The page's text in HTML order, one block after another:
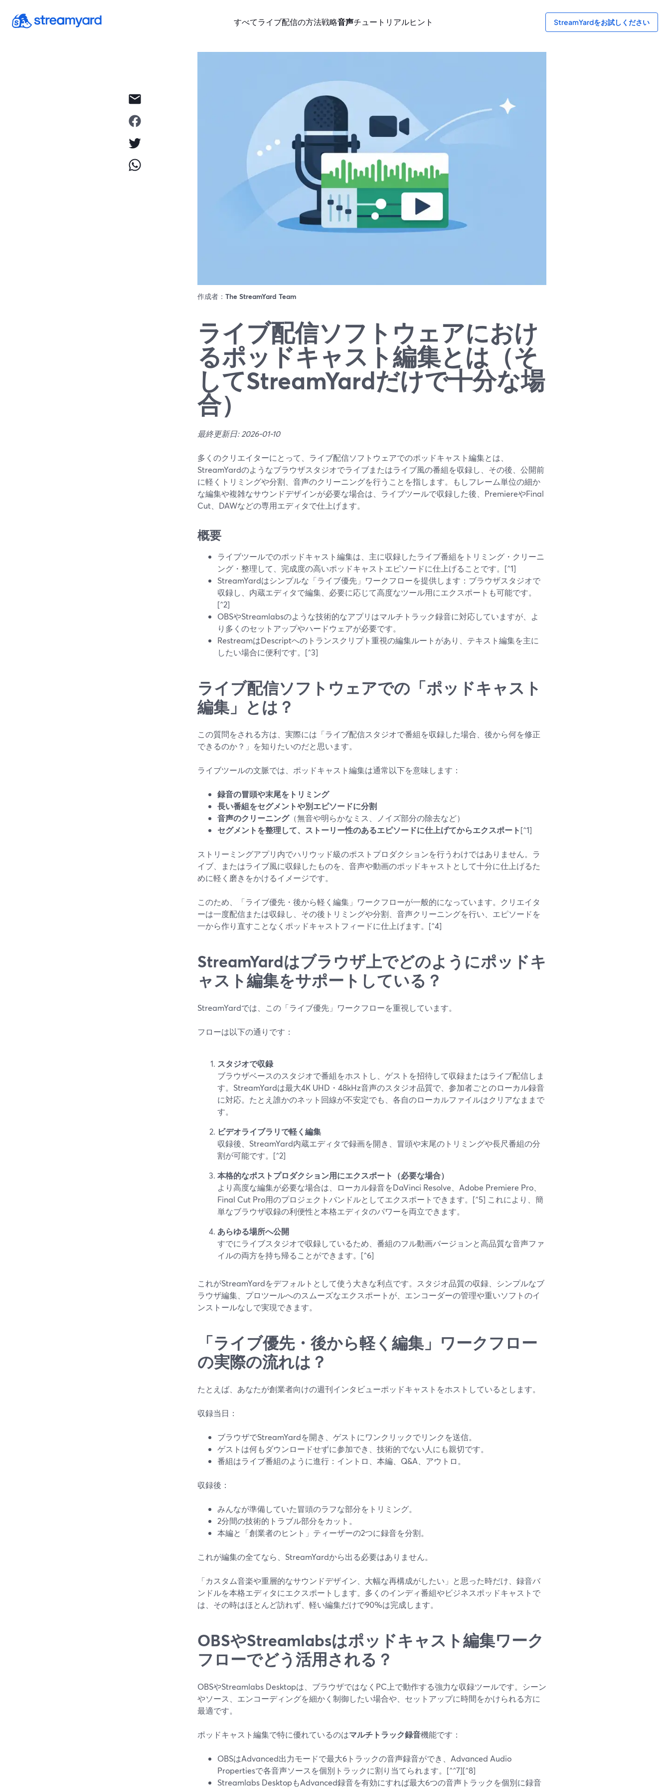
すべてライブ配信の方法戦略音声チュートリアルヒント StreamYardをお試しください
作成者： The StreamYard Team
ライブ配信ソフトウェアにおけ
るポッドキャスト編集とは（そ
してStreamYardだけで十分な場
合）
最終更新日: 2026-01-10
多くのクリエイターにとって、ライブ配信ソフトウェアでのポッドキャスト編集とは、
StreamYardのようなブラウザスタジオでライブまたはライブ風の番組を収録し、その後、公開前
に軽くトリミングや分割、音声のクリーニングを行うことを指します。もしフレーム単位の細か
な編集や複雑なサウンドデザインが必要な場合は、ライブツールで収録した後、PremiereやFinal
Cut、DAWなどの専用エディタで仕上げます。
概要
ライブツールでのポッドキャスト編集は、主に収録したライブ番組をトリミング・クリーニ
ング・整理して、完成度の高いポッドキャストエピソードに仕上げることです。[^1]
StreamYardはシンプルな「ライブ優先」ワークフローを提供します：ブラウザスタジオで
収録し、内蔵エディタで編集、必要に応じて高度なツール用にエクスポートも可能です。
[^2]
OBSやStreamlabsのような技術的なアプリはマルチトラック録音に対応していますが、よ
り多くのセットアップやハードウェアが必要です。
RestreamはDescriptへのトランスクリプト重視の編集ルートがあり、テキスト編集を主に
したい場合に便利です。[^3]
ライブ配信ソフトウェアでの「ポッドキャスト
編集」とは？
この質問をされる方は、実際には「ライブ配信スタジオで番組を収録した場合、後から何を修正
できるのか？」を知りたいのだと思います。
ライブツールの文脈では、ポッドキャスト編集は通常以下を意味します：
録音の冒頭や末尾をトリミング
長い番組をセグメントや別エピソードに分割
音声のクリーニング（無音や明らかなミス、ノイズ部分の除去など）
セグメントを整理して、ストーリー性のあるエピソードに仕上げてからエクスポート[^1]
ストリーミングアプリ内でハリウッド級のポストプロダクションを行うわけではありません。ラ
イブ、またはライブ風に収録したものを、音声や動画のポッドキャストとして十分に仕上げるた
めに軽く磨きをかけるイメージです。
このため、「ライブ優先・後から軽く編集」ワークフローが一般的になっています。クリエイタ
ーは一度配信または収録し、その後トリミングや分割、音声クリーニングを行い、エピソードを
一から作り直すことなくポッドキャストフィードに仕上げます。[^4]
StreamYardはブラウザ上でどのようにポッドキ
ャスト編集をサポートしている？
StreamYardでは、この「ライブ優先」ワークフローを重視しています。
フローは以下の通りです：
スタジオで収録
ブラウザベースのスタジオで番組をホストし、ゲストを招待して収録またはライブ配信しま
す。StreamYardは最大4K UHD・48kHz音声のスタジオ品質で、参加者ごとのローカル録音
に対応。たとえ誰かのネット回線が不安定でも、各自のローカルファイルはクリアなままで
す。
ビデオライブラリで軽く編集
収録後、StreamYard内蔵エディタで録画を開き、冒頭や末尾のトリミングや長尺番組の分
割が可能です。[^2]
本格的なポストプロダクション用にエクスポート（必要な場合）
より高度な編集が必要な場合は、ローカル録音をDaVinci Resolve、Adobe Premiere Pro、
Final Cut Pro用のプロジェクトバンドルとしてエクスポートできます。[^5] これにより、簡
単なブラウザ収録の利便性と本格エディタのパワーを両立できます。
あらゆる場所へ公開
すでにライブスタジオで収録しているため、番組のフル動画バージョンと高品質な音声ファ
イルの両方を持ち帰ることができます。[^6]
これがStreamYardをデフォルトとして使う大きな利点です。スタジオ品質の収録、シンプルなブ
ラウザ編集、プロツールへのスムーズなエクスポートが、エンコーダーの管理や重いソフトのイ
ンストールなしで実現できます。
「ライブ優先・後から軽く編集」ワークフロー
の実際の流れは？
たとえば、あなたが創業者向けの週刊インタビューポッドキャストをホストしているとします。
収録当日：
ブラウザでStreamYardを開き、ゲストにワンクリックでリンクを送信。
ゲストは何もダウンロードせずに参加でき、技術的でない人にも親切です。
番組はライブ番組のように進行：イントロ、本編、Q&A、アウトロ。
収録後：
みんなが準備していた冒頭のラフな部分をトリミング。
2分間の技術的トラブル部分をカット。
本編と「創業者のヒント」ティーザーの2つに録音を分割。
これが編集の全てなら、StreamYardから出る必要はありません。
「カスタム音楽や重層的なサウンドデザイン、大幅な再構成がしたい」と思った時だけ、録音バ
ンドルを本格エディタにエクスポートします。多くのインディ番組やビジネスポッドキャストで
は、その時はほとんど訪れず、軽い編集だけで90%は完成します。
OBSやStreamlabsはポッドキャスト編集ワーク
フローでどう活用される？
OBSやStreamlabs Desktopは、ブラウザではなくPC上で動作する強力な収録ツールです。シーン
やソース、エンコーディングを細かく制御したい場合や、セットアップに時間をかけられる方に
最適です。
ポッドキャスト編集で特に優れているのはマルチトラック録音機能です：
OBSはAdvanced出力モードで最大6トラックの音声録音ができ、Advanced Audio
Propertiesで各音声ソースを個別トラックに割り当てられます。[^^7][^8]
Streamlabs DesktopもAdvanced録音を有効にすれば最大6つの音声トラックを個別に録音